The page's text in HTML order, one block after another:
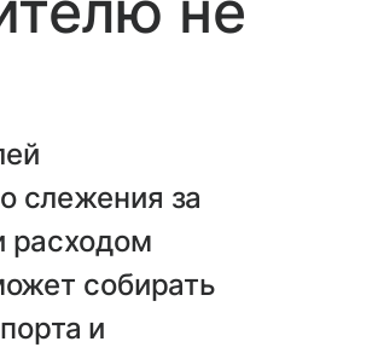
слежения за
расходом
собирать
и